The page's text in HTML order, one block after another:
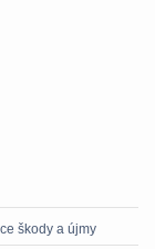
škody a újmy